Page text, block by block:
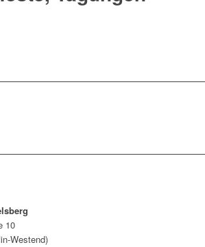
10
Westend)